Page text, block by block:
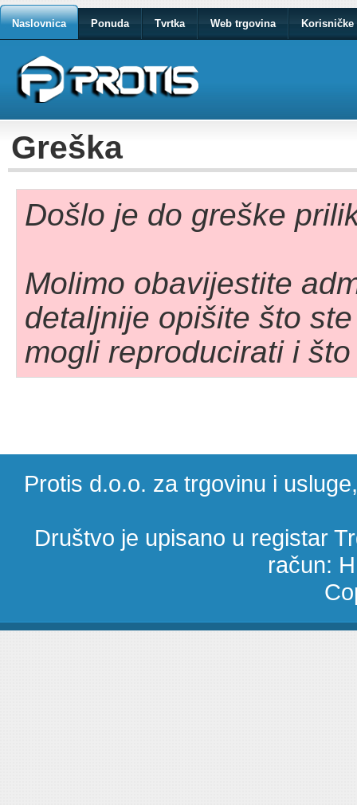
Naslovnica Ponuda Tvrtka Web trgovina Korisničke
Greška
Došlo je do greške
Molimo obavijestite
detaljnije opišite što
mogli reproducirati i
Protis d.o.o. za trgovinu i
Društvo je upisano u registar
račun: